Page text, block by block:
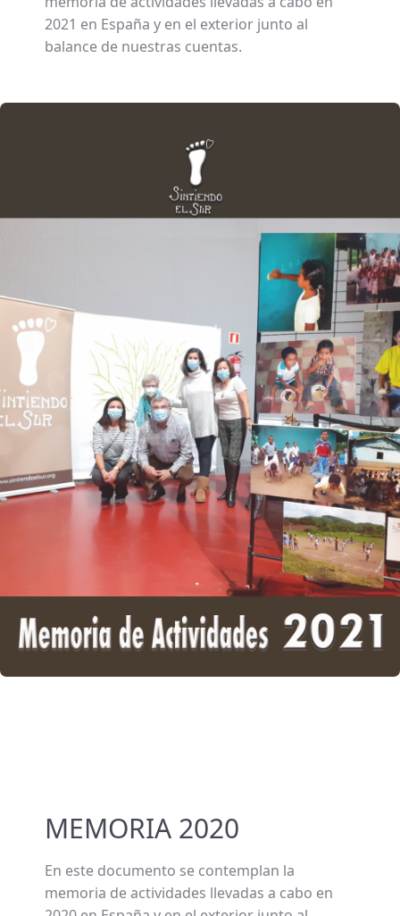
2021 en España y en el exterior junto al
balance de nuestras cuentas.
MEMORIA 2020
En este documento se contemplan la
memoria de actividades llevadas a cabo en